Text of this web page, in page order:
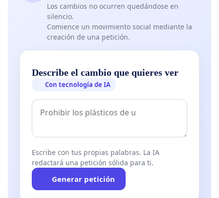
Los cambios no ocurren quedándose en
silencio.
Comience un movimiento social mediante la
creación de una petición.
Describe el cambio que quieres ver
Con tecnología de IA
Escribe con tus propias palabras. La IA
redactará una petición sólida para ti.
Generar petición